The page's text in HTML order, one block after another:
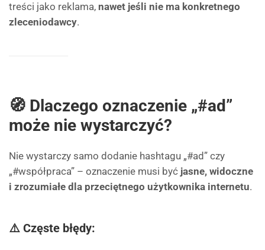
treści jako reklama, nawet jeśli nie ma konkretnego
zleceniodawcy.
🧭 Dlaczego oznaczenie „#ad”
może nie wystarczyć?
Nie wystarczy samo dodanie hashtagu „#ad” czy
„#współpraca” – oznaczenie musi być jasne, widoczne
i zrozumiałe dla przeciętnego użytkownika internetu.
⚠️ Częste błędy: